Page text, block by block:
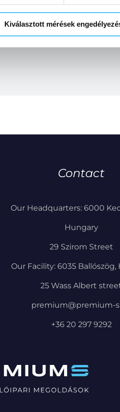
Kiválasztott mérések
Contact
Our Headquarters: 6000
Hungary
29 Szirom Street
Our Facility: 6035 Ballószög,
25 Wass Albert
premium@premium-
+36 20 297 9292